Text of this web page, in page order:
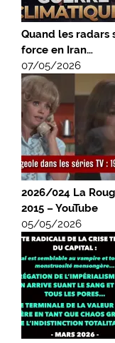
Quand les
force en Iran…
07/05/2026
2026/024 La
2015 – YouTube
05/05/2026